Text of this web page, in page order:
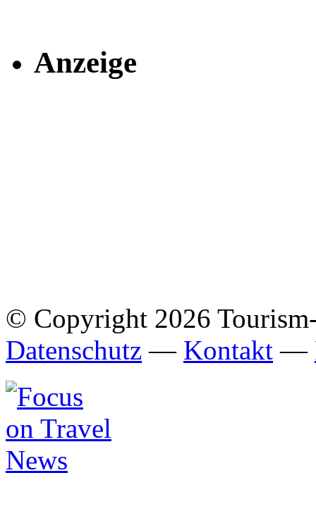
Anzeige
© Copyright 2026
Datenschutz — Kontakt —